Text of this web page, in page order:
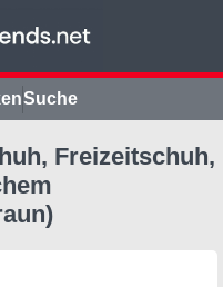
Suche
Freizeitschuh,